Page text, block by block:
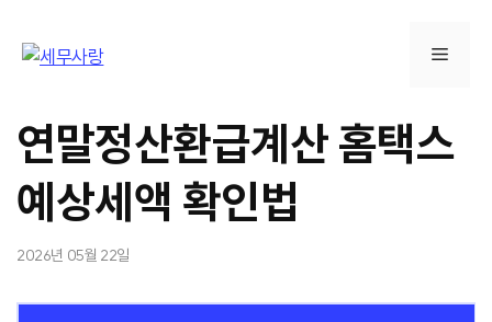
메
연말정산환급계산 홈택스
예상세액 확인법
2026년 05월 22일